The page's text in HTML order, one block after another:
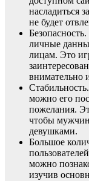
насладиться
не будет
личные
лицам. Это
внимательно
можно его
пожелания.
чтобы
девушками.
Большое
можно
изучив